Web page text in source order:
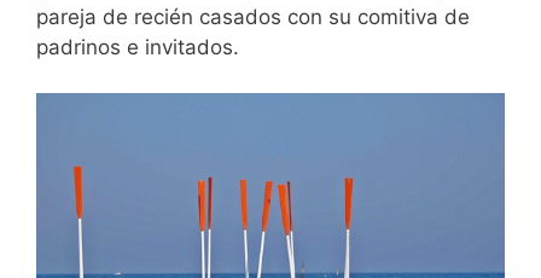
pareja de recién casados con su comitiva de
padrinos e invitados.